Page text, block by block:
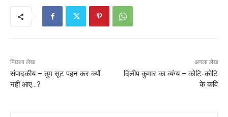
पिछला लेख
संपादकीय – तुम सूट पहन कर क्यों
नहीं आए…?
अगला लेख
दिलीप कुमार का व्यंग्य – कोटि-कोटि
के कवि